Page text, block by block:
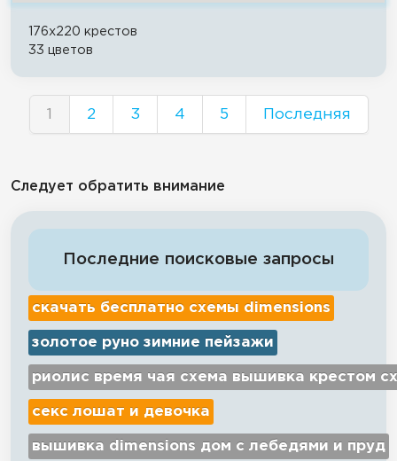
176x220 крестов
33 цветов
1 2 3 4 5 Последняя
Следует обратить внимание
Последние поисковые запросы
скачать бесплатно схемы dimensions
золотое руно зимние пейзажи
риолис время чая схема вышивка крестом
секс лошат и девочка
вышивка dimensions дом с лебедями и пруд